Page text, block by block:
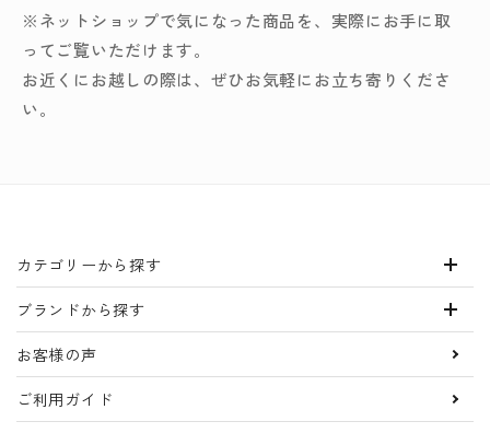
※ネットショップで気になった商品を、実際にお手に取
ってご覧いただけます。
お近くにお越しの際は、ぜひお気軽にお立ち寄りくださ
い。
カテゴリーから探す
ブランドから探す
お客様の声
ご利用ガイド